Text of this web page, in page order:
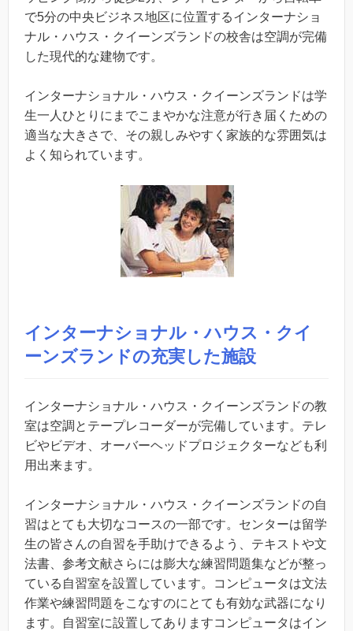
で5分の中央ビジネス地区に位置するインターナショ
ナル・ハウス・クイーンズランドの校舎は空調が完備
した現代的な建物です。
インターナショナル・ハウス・クイーンズランドは学
生一人ひとりにまでこまやかな注意が行き届くための
適当な大きさで、その親しみやすく家族的な雰囲気は
よく知られています。
インターナショナル・ハウス・クイ
ーンズランドの充実した施設
インターナショナル・ハウス・クイーンズランドの教
室は空調とテープレコーダーが完備しています。テレ
ビやビデオ、オーバーヘッドプロジェクターなども利
用出来ます。
インターナショナル・ハウス・クイーンズランドの自
習はとても大切なコースの一部です。センターは留学
生の皆さんの自習を手助けできるよう、テキストや文
法書、参考文献さらには膨大な練習問題集などが整っ
ている自習室を設置しています。コンピュータは文法
作業や練習問題をこなすのにとても有効な武器になり
ます。自習室に設置してありますコンピュータはイン